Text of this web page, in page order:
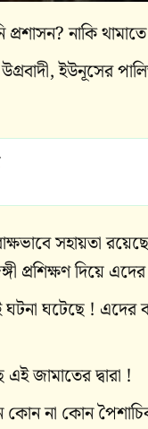
নাকি
ইউনূসের
সহায়তা
প্রশিক্ষণ দিয়ে
ঘটনা ঘটেছে !
জামাতের দ্বারা !
না কোন